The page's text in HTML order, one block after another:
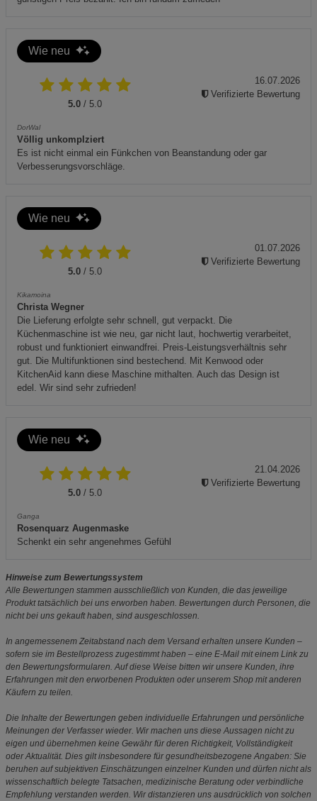
Für Kinder unzugänglich aufbewahren.
da es Abgase freisetzt.
Wie neu
5.0 / 5.0
DorWal
Völlig unkomplziert
Es ist nicht einmal ein Fünkchen von Beanstandung oder gar
Verbesserungsvorschläge.
16.07.2026
Verifizierte Bewertung
Wie neu
5.0 / 5.0
Kikamoina
Christa Wegner
Die Lieferung erfolgte sehr schnell, gut verpackt. Die
Küchenmaschine ist wie neu, gar nicht laut, hochwertig verarbeitet,
robust und funktioniert einwandfrei. Preis-Leistungsverhältnis sehr
gut. Die Multifunktionen sind bestechend. Mit Kenwood oder
KitchenAid kann diese Maschine mithalten. Auch das Design ist
edel. Wir sind sehr zufrieden!
01.07.2026
Verifizierte Bewertung
Wie neu
5.0 / 5.0
Ganga
Rosenquarz Augenmaske
Schenkt ein sehr angenehmes Gefühl
21.04.2026
Verifizierte Bewertung
Hinweise zum Bewertungssystem
Alle Bewertungen stammen ausschließlich von Kunden, die das jeweilige
Produkt tatsächlich bei uns erworben haben. Bewertungen durch Personen, die
nicht bei uns gekauft haben, sind ausgeschlossen.
In angemessenem Zeitabstand nach dem Versand erhalten unsere Kunden –
sofern sie im Bestellprozess zugestimmt haben – eine E-Mail mit einem Link zu
den Bewertungsformularen. Auf diese Weise bitten wir unsere Kunden, ihre
Erfahrungen mit den erworbenen Produkten oder unserem Shop mit anderen
Käufern zu teilen.
Die Inhalte der Bewertungen geben individuelle Erfahrungen und persönliche
Meinungen der Verfasser wieder. Wir machen uns diese Aussagen nicht zu
eigen und übernehmen keine Gewähr für deren Richtigkeit, Vollständigkeit
oder Aktualität. Dies gilt insbesondere für gesundheitsbezogene Angaben: Sie
beruhen auf subjektiven Einschätzungen einzelner Kunden und dürfen nicht als
wissenschaftlich belegte Tatsachen, medizinische Beratung oder verbindliche
Empfehlung verstanden werden. Wir distanzieren uns ausdrücklich von solchen